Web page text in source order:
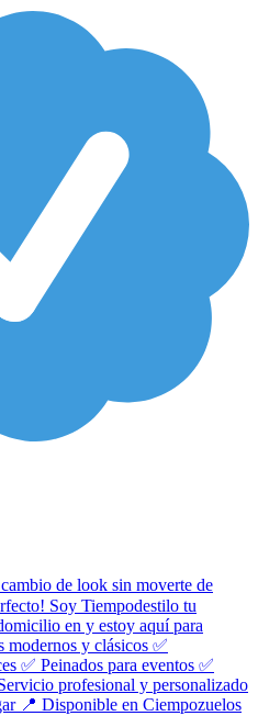
de look sin moverte de
Soy Tiempodestilo tu
en y estoy aquí para
modernos y clásicos ✅
✅ Peinados para eventos ✅
profesional y personalizado
📍 Disponible en Ciempozuelos